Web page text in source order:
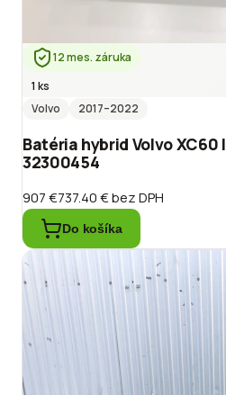
12 mes. záruka
1 ks
Volvo
2017–2022
Batéria hybrid Volvo XC60
32300454
907 €737.40 €bez DPH
Do košíka